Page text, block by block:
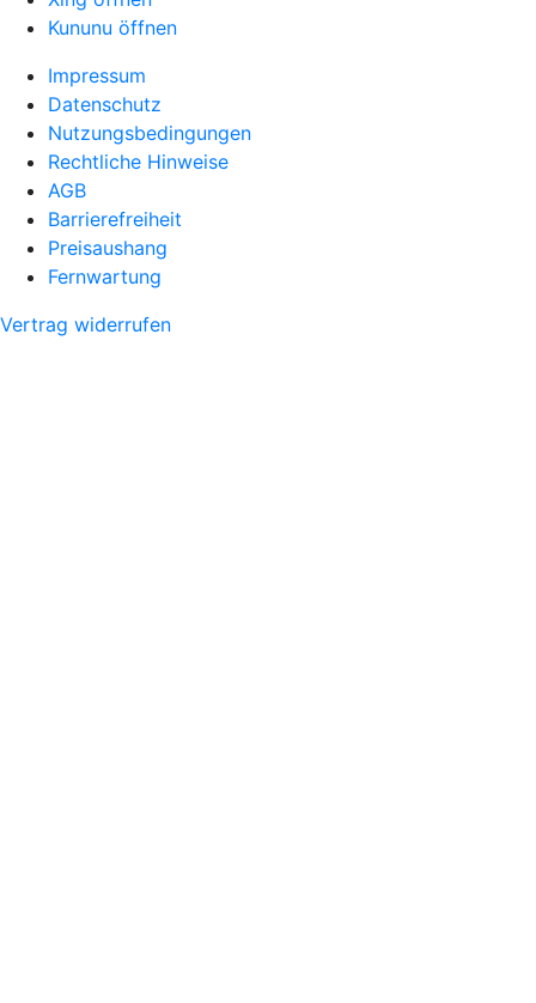
Kununu öffnen
Impressum
Datenschutz
Nutzungsbedingungen
Rechtliche Hinweise
AGB
Barrierefreiheit
Preisaushang
Fernwartung
Vertrag widerrufen